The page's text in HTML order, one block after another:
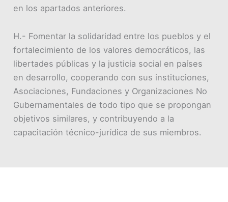
en los apartados anteriores.
H.- Fomentar la solidaridad entre los pueblos y el
fortalecimiento de los valores democráticos, las
libertades públicas y la justicia social en países
en desarrollo, cooperando con sus instituciones,
Asociaciones, Fundaciones y Organizaciones No
Gubernamentales de todo tipo que se propongan
objetivos similares, y contribuyendo a la
capacitación técnico-jurídica de sus miembros.